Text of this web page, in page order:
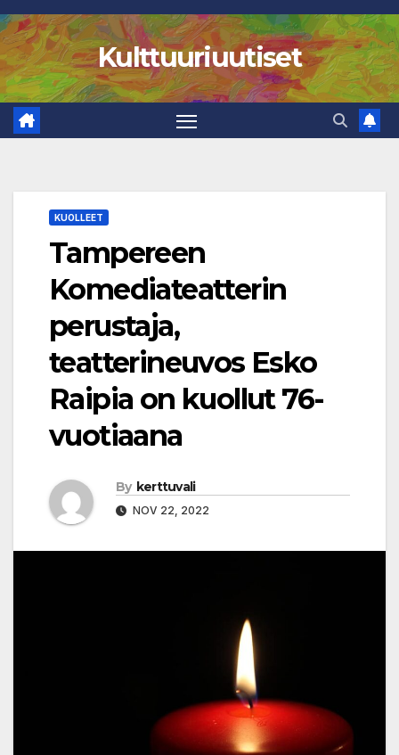
Skip
to
content
Kulttuuriuutiset
KUOLLEET
Tampereen
Komediateatterin
perustaja,
teatterineuvos Esko
Raipia on kuollut 76-
vuotiaana
By kerttuvali
NOV 22, 2022